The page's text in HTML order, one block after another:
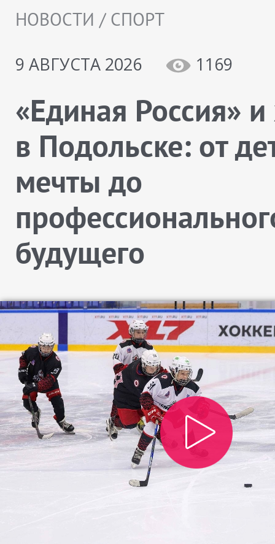
НОВОСТИ / СПОРТ
9 АВГУСТА 2026
1169
«Единая Россия»
в Подольске: от
мечты до
будущего